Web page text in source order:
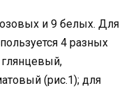
и 9 белых. Для
4 разных
(рис.1); для